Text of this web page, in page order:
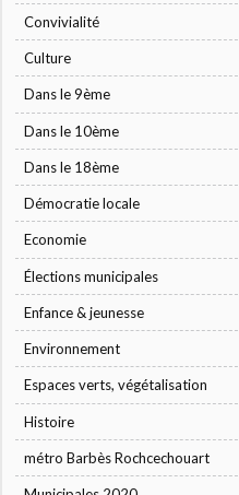
Convivialité
Culture
Dans le 9ème
Dans le 10ème
Dans le 18ème
Démocratie locale
Economie
Élections municipales
Enfance & jeunesse
Environnement
Espaces verts, végétalisation
Histoire
métro Barbès Rochcechouart